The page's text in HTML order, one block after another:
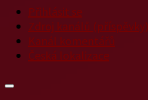
Přihlásit se
Zdroj kanálů (příspěvky)
Kanál komentářů
Česká lokalizace